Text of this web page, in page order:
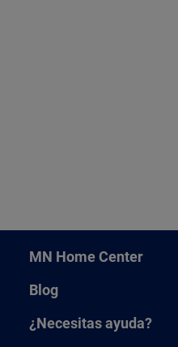
MN Home Center
Blog
¿Necesitas ayuda?